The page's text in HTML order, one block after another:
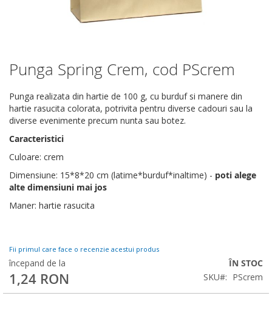
Punga Spring Crem, cod PScrem
Punga realizata din hartie de 100 g, cu burduf si manere din
hartie rasucita colorata, potrivita pentru diverse cadouri sau la
diverse evenimente precum nunta sau botez.
Caracteristici
Culoare: crem
Dimensiune: 15*8*20 cm (latime*burduf*inaltime) - poti alege
alte dimensiuni mai jos
Maner: hartie rasucita
Fii primul care face o recenzie acestui produs
începand de la
1,24 RON
ÎN STOC
SKU
PScrem
Skip
to
the
beginning
of
the
images
gallery